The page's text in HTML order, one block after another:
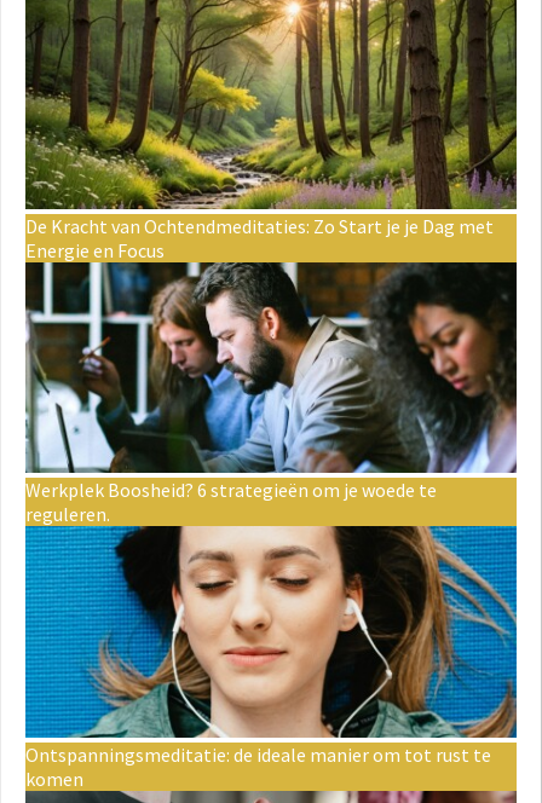
De Kracht van Ochtendmeditaties: Zo Start je je Dag met
Energie en Focus
Werkplek Boosheid? 6 strategieën om je woede te
reguleren.
Ontspanningsmeditatie: de ideale manier om tot rust te
komen